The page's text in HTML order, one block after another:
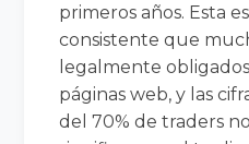
primeros años. Esta
consistente que
legalmente
páginas web, y las
del 70% de traders